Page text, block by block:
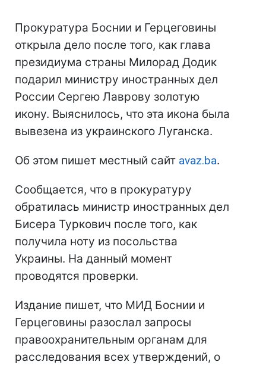
Прокуратура Боснии и Герцеговины
открыла дело после того, как глава
президиума страны Милорад Додик
подарил министру иностранных дел
России Сергею Лаврову золотую
икону. Выяснилось, что эта икона была
вывезена из украинского Луганска.
Об этом пишет местный сайт avaz.ba.
Сообщается, что в прокуратуру
обратилась министр иностранных дел
Бисера Туркович после того, как
получила ноту из посольства
Украины. На данный момент
проводятся проверки.
Издание пишет, что МИД Боснии и
Герцеговины разослал запросы
правоохранительным органам для
расследования всех утверждений, о